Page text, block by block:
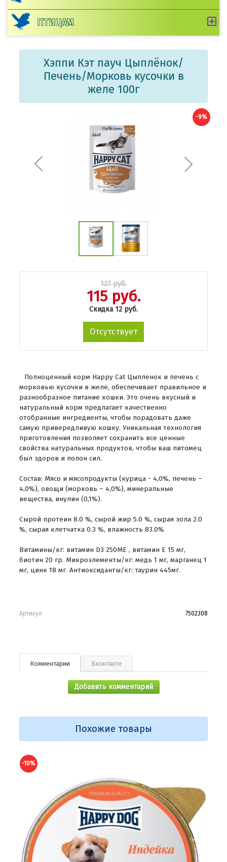
ПТИЦАМ
Хэппи Кэт пауч Цыплёнок/
Печень/Морковь кусочки в
желе 100г
-9%
127 руб.
115 руб.
Скидка 12 руб.
Отсутствует
Полноценный корм Happy Cat Цыпленок и печень с
морковью кусочки в желе, обеспечивает правильное и
разнообразное питание кошки. Это очень вкусный и
натуральный корм предлагает качественно
отобранные ингредиенты, чтобы порадовать даже
самую привередливую кошку. Уникальная технология
приготовления позволяет сохранить все ценные
свойства натуральных продуктов, чтобы ваш питомец
был здоров и полон сил.
Состав: Мясо и мясопродукты (курица - 4,0%, печень –
4,0%), овощи (морковь – 4,0%), минеральные
вещества, инулин (0,1%).
Сырой протеин 8.0 %, сырой жир 5.0 %, сырая зола 2.0
%, сырая клетчатка 0.3 %, влажность 83.0%
Витамины/кг: витамин D3 250МЕ , витамин Е 15 мг,
биотин 20 гр. Микроэлементы/кг: медь 1 мг, марганец 1
мг, цинк 18 мг. Антиоксиданты/кг: таурин 445мг.
Артикул 7502308
Комментарии Вконтакте
Добавить комментарий
Похожие товары
-10%